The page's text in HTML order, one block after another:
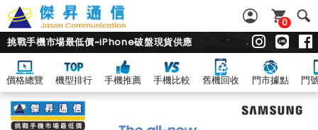
傑
通
0
挑戰手機市場最低價~iPhone破盤現貨供應
價格總覽 機型排行 手機推薦 手機比較 舊機回收 門市據點 門